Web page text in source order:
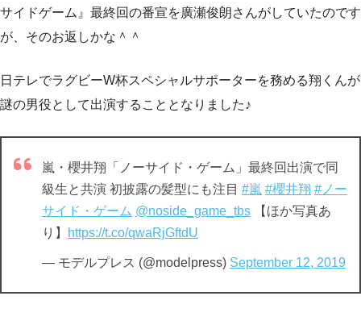
サイドゲーム』最終回の番宣を廣瀬俊朗さんがしていたのです
が、そのお返しかな＾＾
日テレでラグビーW杯スペシャルサポーターを務める翔くんが
謎の男役として出演することとなりました♪
嵐・櫻井翔「ノーサイド・ゲーム」最終回出演で同
級生と共演 初披露の髪型にも注目 #嵐 #櫻井翔 #ノー
サイド・ゲーム @noside_game_tbs 【ほか写真あ
り】
https://t.co/qwaRjGftdU
— モデルプレス (@modelpress) September 12, 2019